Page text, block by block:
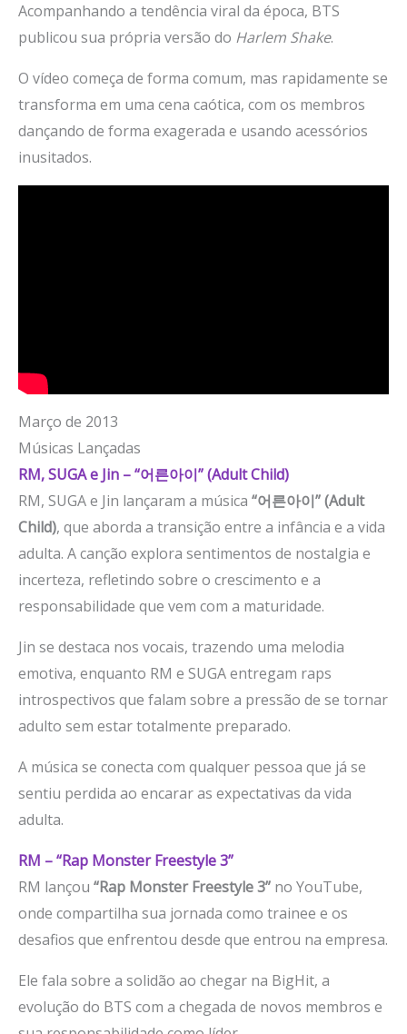
Acompanhando a tendência viral da época, BTS
publicou sua própria versão do Harlem Shake.
O vídeo começa de forma comum, mas rapidamente se
transforma em uma cena caótica, com os membros
dançando de forma exagerada e usando acessórios
inusitados.
Março de 2013
Músicas Lançadas
RM, SUGA e Jin – “어른아이” (Adult Child)
RM, SUGA e Jin lançaram a música “어른아이” (Adult
Child), que aborda a transição entre a infância e a vida
adulta. A canção explora sentimentos de nostalgia e
incerteza, refletindo sobre o crescimento e a
responsabilidade que vem com a maturidade.
Jin se destaca nos vocais, trazendo uma melodia
emotiva, enquanto RM e SUGA entregam raps
introspectivos que falam sobre a pressão de se tornar
adulto sem estar totalmente preparado.
A música se conecta com qualquer pessoa que já se
sentiu perdida ao encarar as expectativas da vida
adulta.
RM – “Rap Monster Freestyle 3”
RM lançou “Rap Monster Freestyle 3” no YouTube,
onde compartilha sua jornada como trainee e os
desafios que enfrentou desde que entrou na empresa.
Ele fala sobre a solidão ao chegar na BigHit, a
evolução do BTS com a chegada de novos membros e